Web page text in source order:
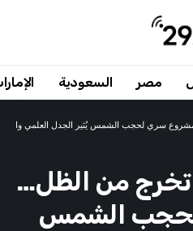
مصر السعودية
سري لحجب الشمس يُثير الجدل العلمي
تخرج من الظل…
الشمس